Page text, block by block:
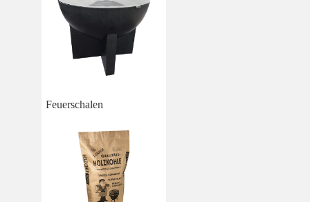
Feuerschalen